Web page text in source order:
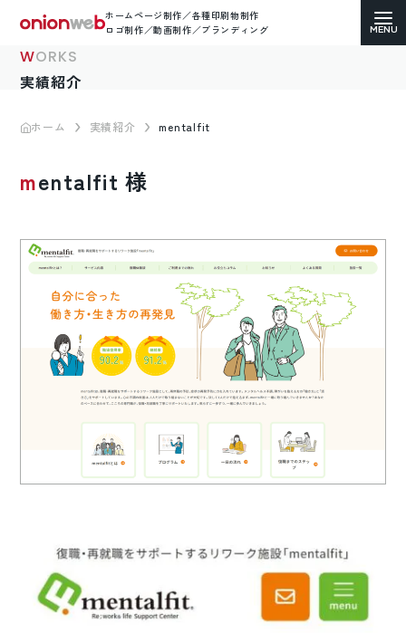
ホームページ制作／各種印刷物制作
ロゴ制作／動画制作／ブランディング
コーポレートサイト
ECサイト（通販）制作
LP（ランディングページ）制作
各種印刷物デザイン
ロゴマーク制作
ブランディング
WORKS
実績紹介
ホーム 実績紹介 mentalfit
mentalfit 様